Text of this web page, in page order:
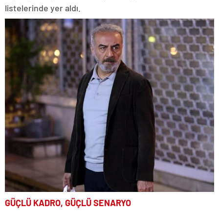
listelerinde yer aldı.
GÜÇLÜ KADRO, GÜÇLÜ SENARYO